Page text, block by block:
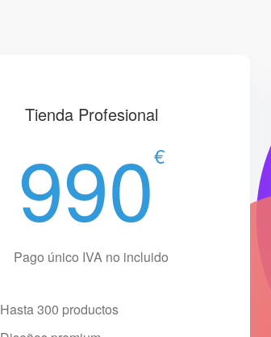
Tienda Profesional
990€
Pago único IVA no incluido
Hasta 300 productos